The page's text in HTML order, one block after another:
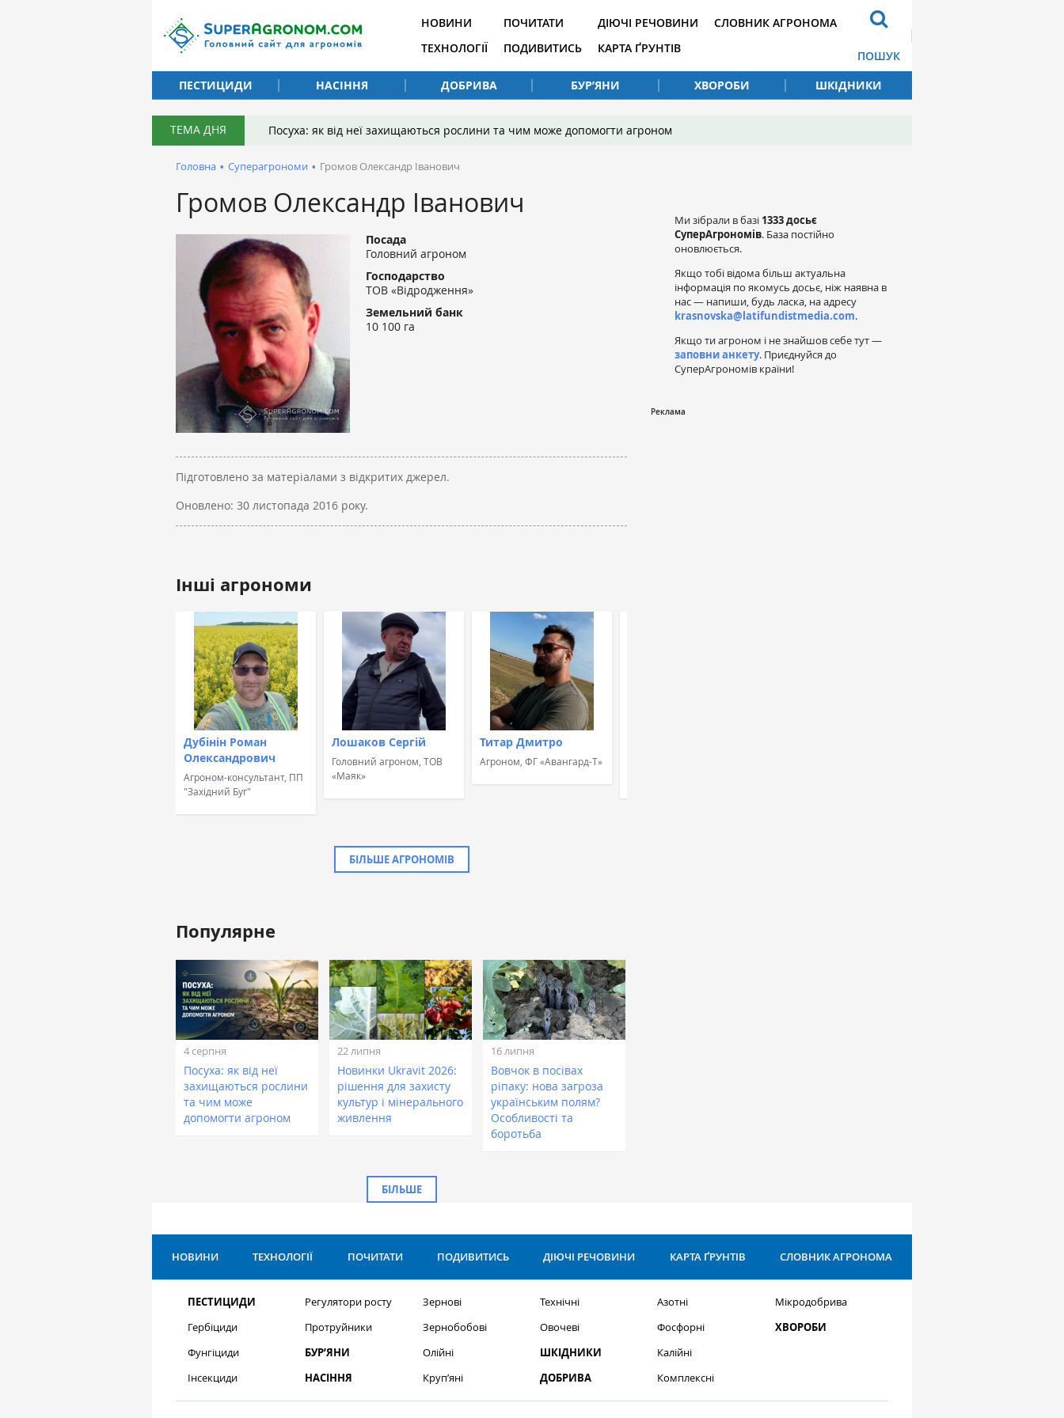
НОВИНИ
ТЕХНОЛОГІЇ
ПОЧИТАТИ
ПОДИВИТИСЬ
ДІЮЧІ РЕЧОВИНИ
КАРТА ҐРУНТІВ
СЛОВНИК АГРОНОМА
ПОШУК
ПЕСТИЦИДИ
НАСІННЯ ДОБРИВА БУР’ЯНИ ХВОРОБИ ШКІДНИКИ
ТЕМА ДНЯ Посуха: як від неї захищаються рослини та чим може допомогти агроном
Головна • Суперагрономи • Громов Олександр Іванович
Громов Олександр Іванович
Посада
Головний агроном
Господарство
ТОВ «Відродження»
Земельний банк
10 100 га
Підготовлено за матеріалами з відкритих джерел.
Оновлено: 30 листопада 2016 року.
Інші агрономи
Дубінін Роман
Олександрович
Агроном-консультант, ПП
"Західний Буг"
Лошаков Сергій
Головний агроном, ТОВ
«Маяк»
Титар Дмитро
Агроном, ФГ «Авангард-Т»
Жовтан Назар
Лінійний агроном, ТОВ
«ТАС Агро Захід» (ТАС
Агро)
БІЛЬШЕ АГРОНОМІВ
Популярне
4 серпня
Посуха: як від неї
захищаються рослини
та чим може
допомогти агроном
22 липня
Новинки Ukravit 2026:
рішення для захисту
культур і мінерального
живлення
16 липня
Вовчок в посівах
ріпаку: нова загроза
українським полям?
Особливості та
боротьба
БІЛЬШЕ
Ми зібрали в базі 1333 досьє
СуперАгрономів. База постійно
оновлюється.
Якщо тобі відома більш актуальна
інформація по якомусь досьє, ніж наявна в
нас — напиши, будь ласка, на адресу
krasnovska@latifundistmedia.com.
Якщо ти агроном і не знайшов себе тут —
заповни анкету. Приєднуйся до
СуперАгрономів країни!
НОВИНИ ТЕХНОЛОГІЇ ПОЧИТАТИ ПОДИВИТИСЬ ДІЮЧІ РЕЧОВИНИ КАРТА ҐРУНТІВ СЛОВНИК АГРОНОМА
ПЕСТИЦИДИ
Гербіциди
Фунгіциди
Інсекциди
Регулятори росту
Протруйники
БУР’ЯНИ
НАСІННЯ
Зернові
Зернобобові
Олійні
Круп’яні
Технічні
Овочеві
ШКІДНИКИ
ДОБРИВА
Азотні
Фосфорні
Калійні
Комплексні
Мікродобрива
ХВОРОБИ